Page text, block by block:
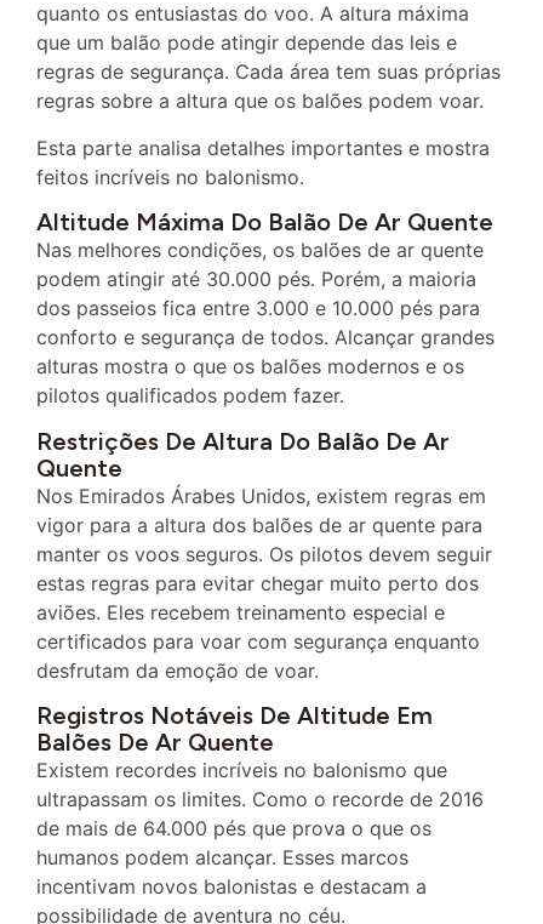
quanto os entusiastas do voo. A altura máxima
que um balão pode atingir depende das leis e
regras de segurança. Cada área tem suas próprias
regras sobre a altura que os balões podem voar.
Esta parte analisa detalhes importantes e mostra
feitos incríveis no balonismo.
Altitude Máxima Do Balão De Ar Quente
Nas melhores condições, os balões de ar quente
podem atingir até 30.000 pés. Porém, a maioria
dos passeios fica entre 3.000 e 10.000 pés para
conforto e segurança de todos. Alcançar grandes
alturas mostra o que os balões modernos e os
pilotos qualificados podem fazer.
Restrições De Altura Do Balão De Ar
Quente
Nos Emirados Árabes Unidos, existem regras em
vigor para a altura dos balões de ar quente para
manter os voos seguros. Os pilotos devem seguir
estas regras para evitar chegar muito perto dos
aviões. Eles recebem treinamento especial e
certificados para voar com segurança enquanto
desfrutam da emoção de voar.
Registros Notáveis De Altitude Em
Balões De Ar Quente
Existem recordes incríveis no balonismo que
ultrapassam os limites. Como o recorde de 2016
de mais de 64.000 pés que prova o que os
humanos podem alcançar. Esses marcos
incentivam novos balonistas e destacam a
possibilidade de aventura no céu.